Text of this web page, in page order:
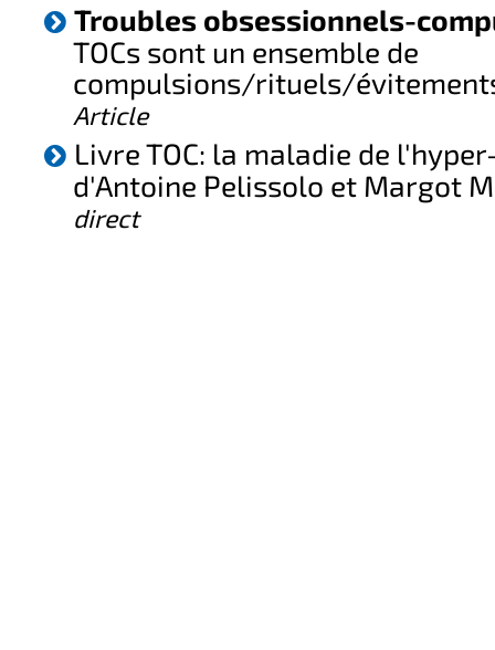
Troubles obsessionnels-
TOCs sont un ensemble de
compulsions/rituels/
Article
Livre TOC: la maladie de
d'Antoine Pelissolo et Margot
direct